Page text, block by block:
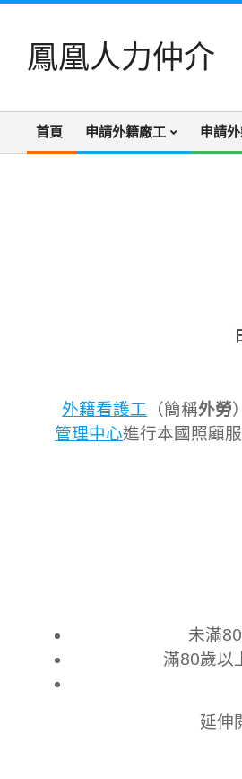
content鳳凰人力仲介
Primary
首頁 申請外籍廠工 申請
10
外籍看護工 （簡稱外勞
管理中心進行本國照顧
未滿
滿80歲以
延伸